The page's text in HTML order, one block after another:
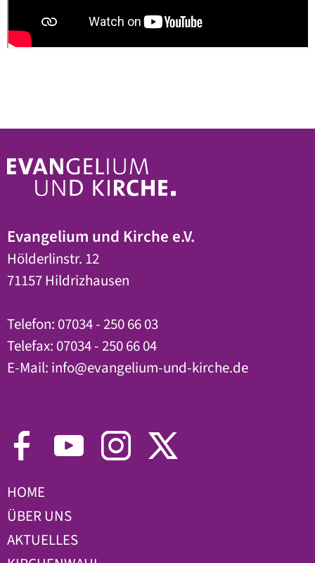
Evangelium und Kirche e.V.
Hölderlinstr. 12
71157 Hildrizhausen
Telefon: 07034 - 250 66 03
Telefax: 07034 - 250 66 04
E-Mail: info@evangelium-und-kirche.de
HOME
ÜBER UNS
AKTUELLES